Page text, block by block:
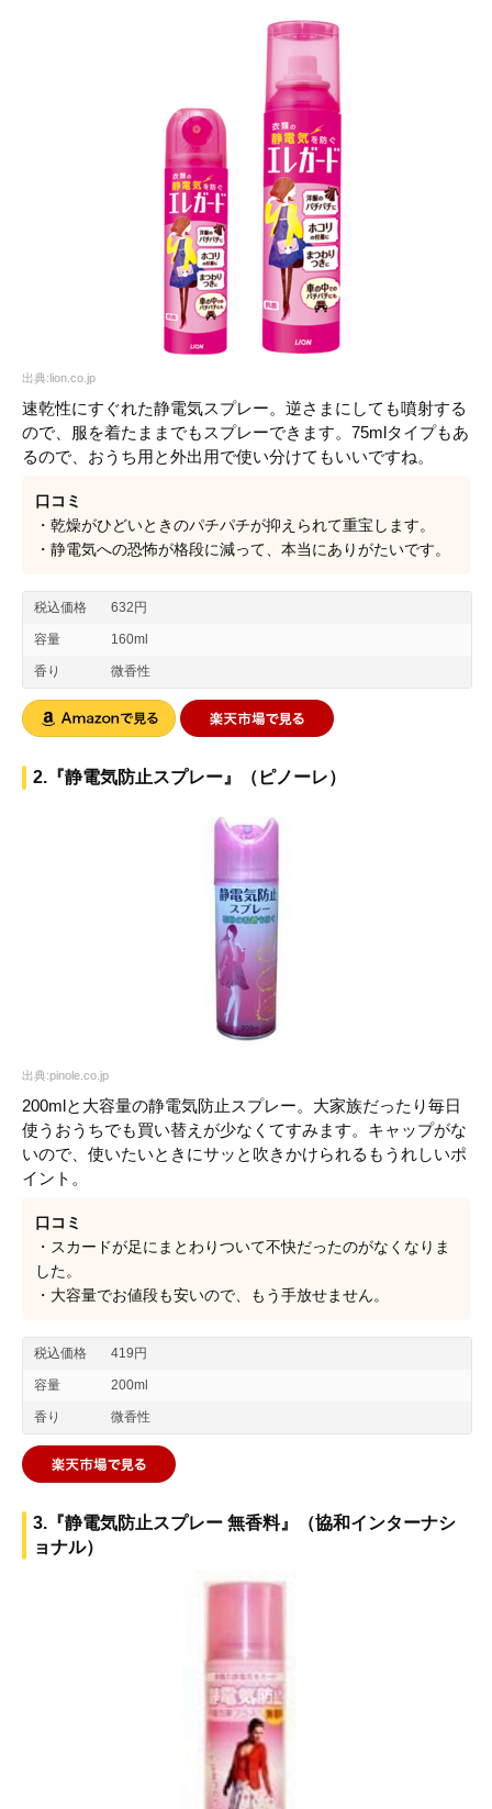
出典:lion.co.jp
速乾性にすぐれた静電気スプレー。逆さまにしても噴射する
ので、服を着たままでもスプレーできます。75mlタイプもあ
るので、おうち用と外出用で使い分けてもいいですね。
口コミ
・乾燥がひどいときのパチパチが抑えられて重宝します。
・静電気への恐怖が格段に減って、本当にありがたいです。
税込価格 632円
容量 160ml
香り 微香性
2.『静電気防止スプレー』（ピノーレ）
出典:pinole.co.jp
200mlと大容量の静電気防止スプレー。大家族だったり毎日
使うおうちでも買い替えが少なくてすみます。キャップがな
いので、使いたいときにサッと吹きかけられるもうれしいポ
イント。
口コミ
・スカードが足にまとわりついて不快だったのがなくなりま
した。
・大容量でお値段も安いので、もう手放せません。
税込価格 419円
容量 200ml
香り 微香性
3.『静電気防止スプレー 無香料』（協和インターナシ
ョナル）